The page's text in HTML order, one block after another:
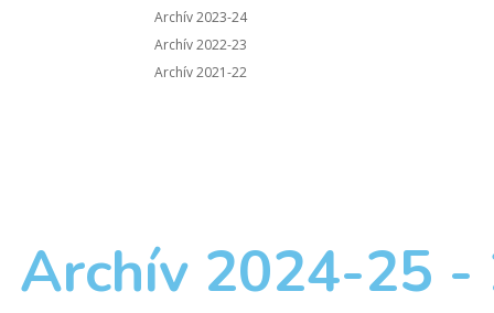
Archív 2023-24
Archív 2022-23
Archív 2021-22
Archív 2024-25